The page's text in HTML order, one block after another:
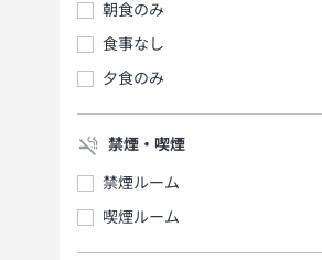
朝食のみ
食事なし
夕食のみ
禁煙・喫煙
禁煙ルーム
喫煙ルーム